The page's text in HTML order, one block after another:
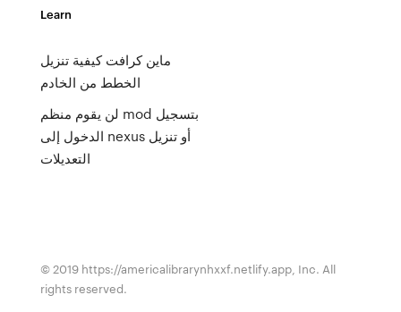
Learn
ماين كرافت كيفية تنزيل
الخطط من الخادم
لن يقوم منظم mod بتسجيل
الدخول إلى nexus أو تنزيل
التعديلات
© 2019 https://americalibrarynhxxf.netlify.app, Inc. All
rights reserved.